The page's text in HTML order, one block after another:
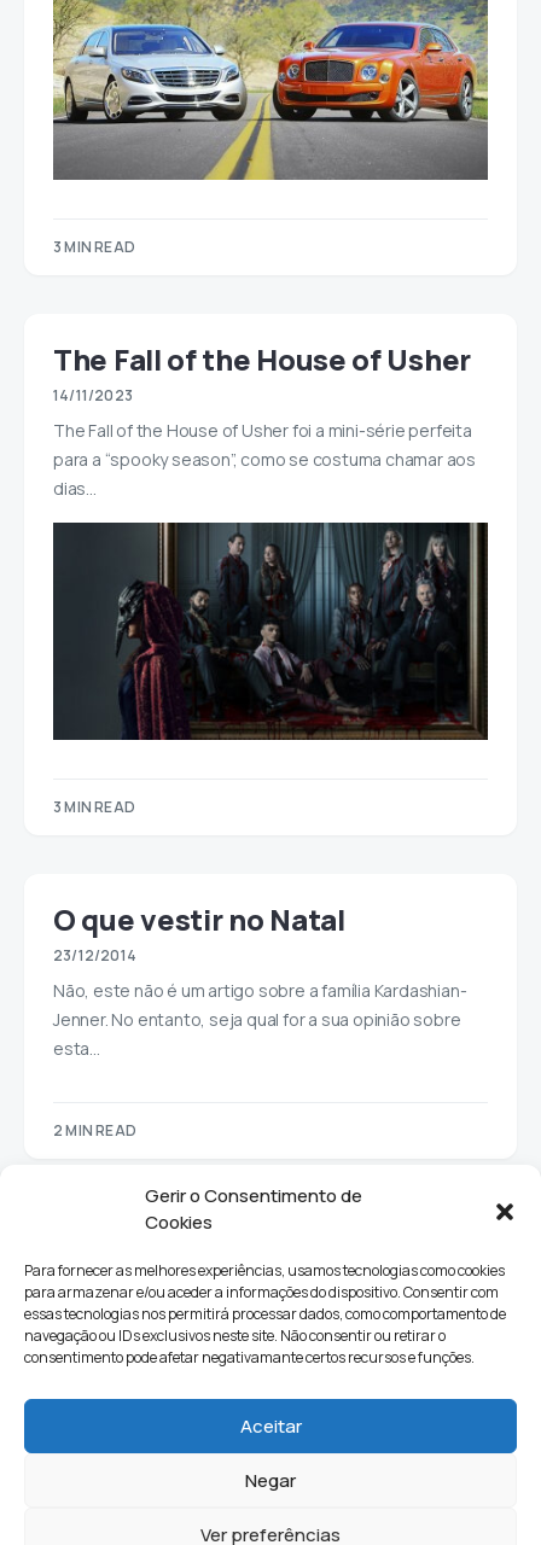
Gerir o Consentimento de
Cookies
Para fornecer as melhores experiências, usamos tecnologias como cookies
para armazenar e/ou aceder a informações do dispositivo. Consentir com
essas tecnologias nos permitirá processar dados, como comportamento de
navegação ou IDs exclusivos neste site. Não consentir ou retirar o
consentimento pode afetar negativamante certos recursos e funções.
Aceitar
Negar
Ver preferências
3 MIN READ
The Fall of the House of Usher
14/11/2023
The Fall of the House of Usher foi a mini-série perfeita
para a “spooky season”, como se costuma chamar aos
dias…
3 MIN READ
O que vestir no Natal
23/12/2014
Não, este não é um artigo sobre a família Kardashian-
Jenner. No entanto, seja qual for a sua opinião sobre
esta…
2 MIN READ
Ciências e Tecnologia